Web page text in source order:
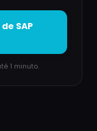
SAP
1 minuto.